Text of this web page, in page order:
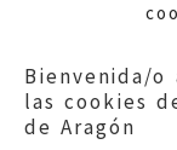
Bienvenida/
las cookies
de Aragón